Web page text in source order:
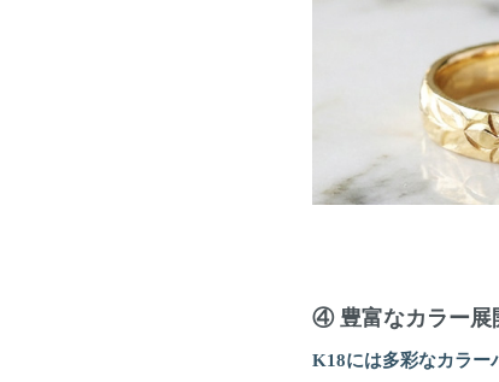
④ 豊富なカラー展
K18には多彩なカラー